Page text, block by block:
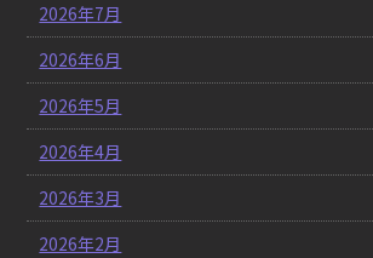
2026年7月
2026年6月
2026年5月
2026年4月
2026年3月
2026年2月